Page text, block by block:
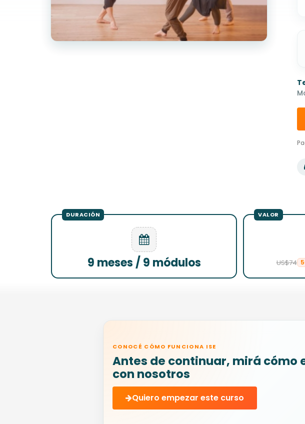
9 meses / 9 módulos US$74
CONOCÉ CÓMO FUNCIONA ISE
Antes de continuar, mirá cómo
con nosotros
Quiero empezar este curso